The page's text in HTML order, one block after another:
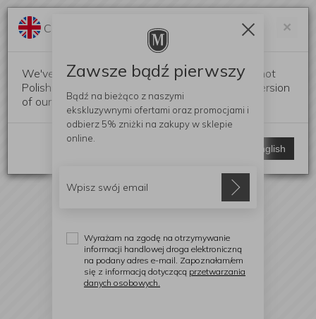
×
Change language?
We've detected that your browser language is not
Polish. Would you like to switch to the English version
of our website?
Switch to English
Zawsze bądź pierwszy
Bądź na bieżąco z naszymi
ekskluzywnymi ofertami oraz promocjami i
odbierz 5% zniżki na zakupy w sklepie
online.
Wyrażam na zgodę na otrzymywanie
informacji handlowej droga elektroniczną
na podany adres e-mail. Zapoznałam/em
się z informacją dotyczącą przetwarzania
danych osobowych.